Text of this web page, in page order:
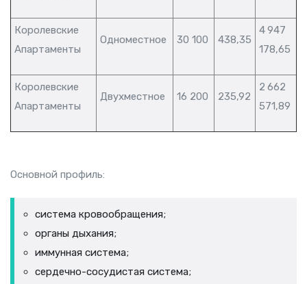
Королевские
Апартаменты
Одноместное 30 100 438,35
4 947
178,65
Королевские
Апартаменты
Двухместное 16 200 235,92
2 662
571,89
Основной профиль:
система кровообращения;
органы дыхания;
иммунная система;
сердечно-сосудистая система;